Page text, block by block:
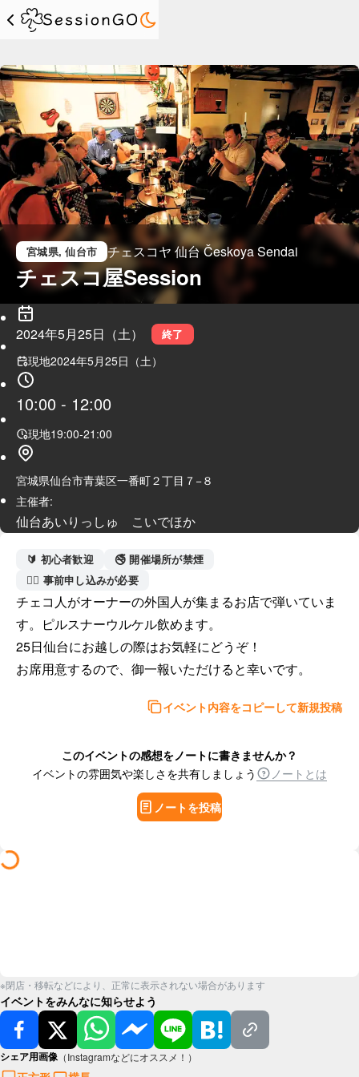
宮城県, 仙台市 チェスコヤ 仙台 Českoya Sendai
チェスコ屋Session
2024年5月25日（土） 終了
現地2024年5月25日（土）
10:00 - 12:00
現地19:00-21:00
宮城県仙台市青葉区一番町２丁目７−８
主催者:
仙台あいりっしゅ こいでほか
🔰 初心者歓迎
🚭 開催場所が禁煙
🙋‍♀️ 事前申し込みが必要
チェコ人がオーナーの外国人が集まるお店で弾いていま
す。ピルスナーウルケル飲めます。
25日仙台にお越しの際はお気軽にどうぞ！
イベント内容をコピーして新規投稿
このイベントの感想をノートに書きませんか？
イベントの雰囲気や楽しさを共有しましょう
ノートとは
ノートを投稿
※閉店・移転などにより、正常に表示されない場合があります
イベントをみんなに知らせよう
シェア用画像 （Instagramなどにオススメ！）